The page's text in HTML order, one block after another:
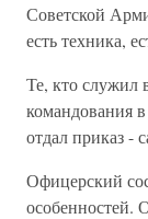
Советской
есть техника,
Те, кто служил
командования
отдал приказ -
Офицерский